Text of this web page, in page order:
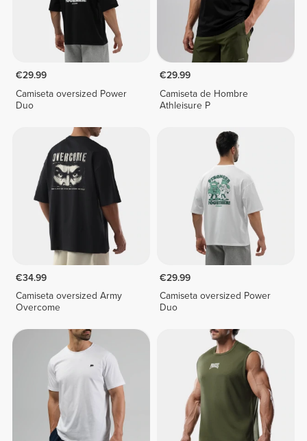
€29.99
Camiseta oversized Power
Duo
€29.99
Camiseta de Hombre
Athleisure P
€34.99
Camiseta oversized Army
Overcome
€29.99
Camiseta oversized Power
Duo